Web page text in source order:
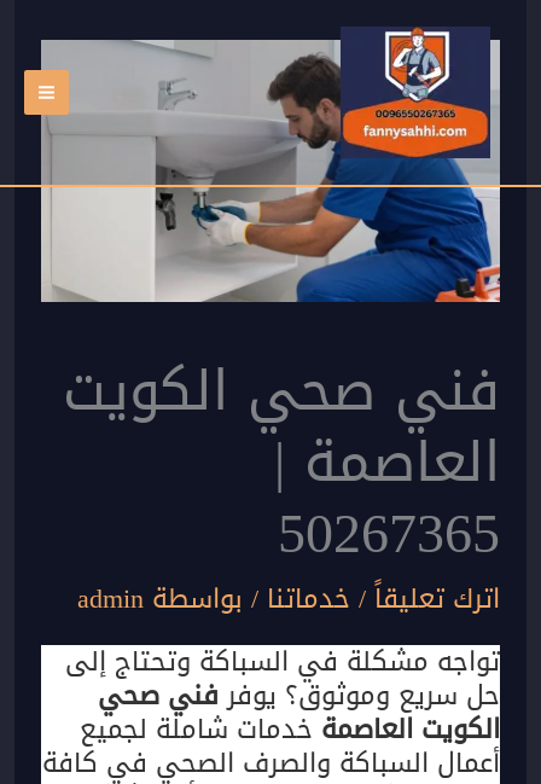
تخطي
المحتوى
فني صحي الكويت
العاصمة |
50267365
اترك تعليقاً/خدماتنا / بواسطةadmin
تواجه مشكلة في السباكة وتحتاج إلى
حل سريع وموثوق؟ يوفرفني صحي
الكويت العاصمة خدمات شاملة لجميع
أعمال السباكة والصرف الصحي في كافة